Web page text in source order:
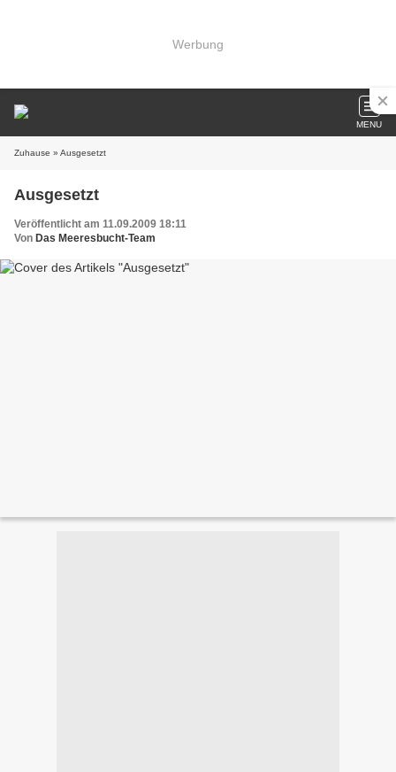
Werbung
MENU
Zuhause » Ausgesetzt
Ausgesetzt
Veröffentlicht am 11.09.2009 18:11
Von Das Meeresbucht-Team